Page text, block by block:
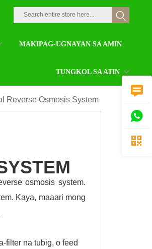
MAKIPAG-UGNAYAN SA AMIN
TUNGKOL SA ATIN
Reverse Osmosis System
osmosis system.
Kaya, maaari mong
filter na tubig, o feed


